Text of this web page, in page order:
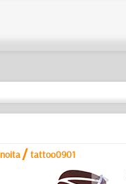
/tattoo0901
a